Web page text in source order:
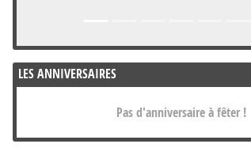
LES ANNIVERSAIRES
Pas d'anniversaire à fêter !